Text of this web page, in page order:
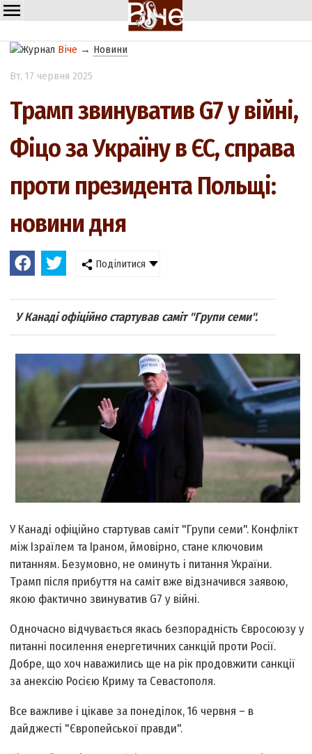
Віче → Новини
Вт, 17 червня 2025
Трамп звинуватив G7 у війні,
Фіцо за Україну в ЄС, справа
проти президента Польщі:
новини дня
Поділитися
У Канаді офіційно стартував саміт "Групи семи".
У Канаді офіційно стартував саміт "Групи семи". Конфлікт
між Ізраїлем та Іраном, ймовірно, стане ключовим
питанням. Безумовно, не оминуть і питання України.
Трамп після прибуття на саміт вже відзначився заявою,
якою фактично звинуватив G7 у війні.
Одночасно відчувається якась безпорадність Євросоюзу у
питанні посилення енергетичних санкцій проти Росії.
Добре, що хоч наважились ще на рік продовжити санкції
за анексію Росією Криму та Севастополя.
Все важливе і цікаве за понеділок, 16 червня – в
дайджесті "Європейської правди".